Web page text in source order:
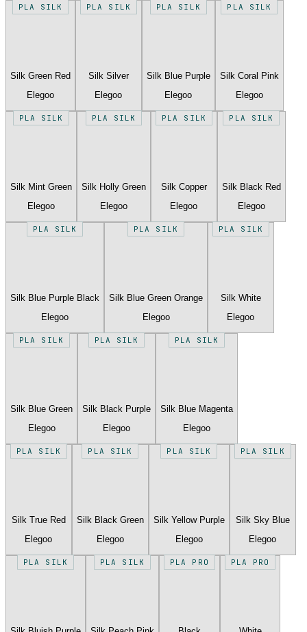
PLA SILK
Silk Green Red
Elegoo
PLA SILK
Silk Silver
Elegoo
PLA SILK
Silk Blue Purple
Elegoo
PLA SILK
Silk Coral Pink
Elegoo
PLA SILK
Silk Mint Green
Elegoo
PLA SILK
Silk Holly Green
Elegoo
PLA SILK
Silk Copper
Elegoo
PLA SILK
Silk Black Red
Elegoo
PLA SILK
Silk Blue Purple Black
Elegoo
PLA SILK
Silk Blue Green Orange
Elegoo
PLA SILK
Silk White
Elegoo
PLA SILK
Silk Blue Green
Elegoo
PLA SILK
Silk Black Purple
Elegoo
PLA SILK
Silk Blue Magenta
Elegoo
PLA SILK
Silk True Red
Elegoo
PLA SILK
Silk Black Green
Elegoo
PLA SILK
Silk Yellow Purple
Elegoo
PLA SILK
Silk Sky Blue
Elegoo
PLA SILK PLA SILK PLA PRO PLA PRO